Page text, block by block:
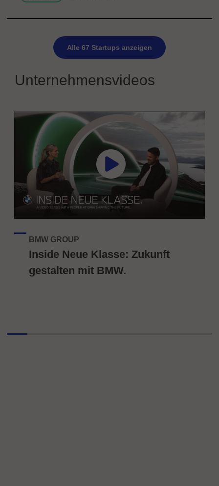
Alle 67 Startups anzeigen
Unternehmensvideos
BMW GROUP
Inside Neue Klasse: Zukunft
gestalten mit BMW.